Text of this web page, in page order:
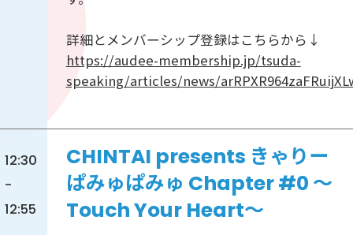
詳細とメンバーシップ登録はこちらから↓
https://audee-membership.jp/tsuda-
speaking/articles/news/
12:30
-
12:55
CHINTAI presents きゃりー
ぱみゅぱみゅ Chapter #0 ～
Touch Your Heart～